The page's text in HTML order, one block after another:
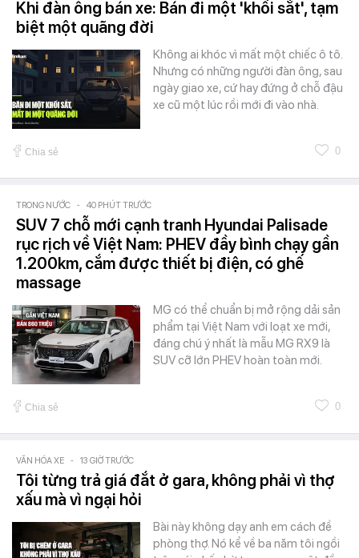
Khi đàn ông bán xe: Bán đi một 'khối sắt', tạm
biệt một quãng đời
Không ai khóc vì mất một chiếc ô tô.
Nhưng có những người đàn ông, sau
ngày giao xe, cứ hay đứng ở chỗ đậu
xe cũ một lúc rồi mới đi vào nhà.
Chia sẻ 0
TRONG NƯỚC - 40 PHÚT TRƯỚC
SUV 7 chỗ mới cạnh tranh Hyundai Palisade
rục rịch về Việt Nam: PHEV đầy bình chạy gần
1.200km, cắm được thiết bị điện, có ghế
massage
MG có thể chuẩn bị mở rộng dải sản
phẩm tại Việt Nam với loạt xe mới,
đáng chú ý nhất là mẫu MG RX9 là
SUV cỡ lớn PHEV hoàn toàn mới.
Chia sẻ 0
VĂN HÓA XE - 13 GIỜ TRƯỚC
Tôi từng trả giá đắt ở gara, không phải vì thợ
xấu mà vì ngại hỏi
Bài này không dạy anh em cách đề
phòng thợ. Nó kể về ba năm tôi ngồi